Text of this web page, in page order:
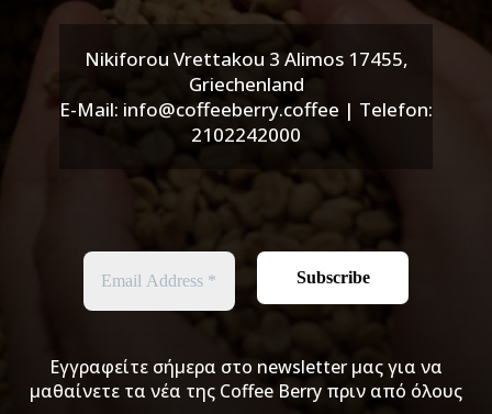
Nikiforou Vrettakou 3 Alimos 17455,
Griechenland
E-Mail: info@coffeeberry.coffee | Telefon:
2102242000
Εγγραφείτε σήμερα στο newsletter μας για να
μαθαίνετε τα νέα της Coffee Berry πριν από όλους